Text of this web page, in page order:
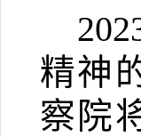
精神
察院